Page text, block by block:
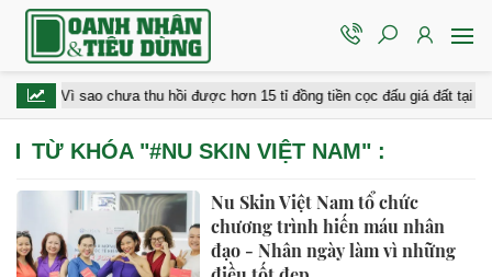
Vì sao chưa thu hồi được hơn 15 tỉ đồng tiền cọc đấu giá đất tại Gia
TỪ KHÓA "#NU SKIN VIỆT NAM" :
Nu Skin Việt Nam tổ chức
chương trình hiến máu nhân
đạo - Nhân ngày làm vì những